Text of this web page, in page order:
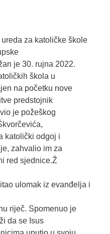
za katoličke škole
je 30. rujna 2022.
škola u
na početku nove
predstojnik
je požeškog
katolički odgoj i
zahvalio im za
red sjednice.Ž
ulomak iz evanđelja i
riječ. Spomenuo je
da se Isus